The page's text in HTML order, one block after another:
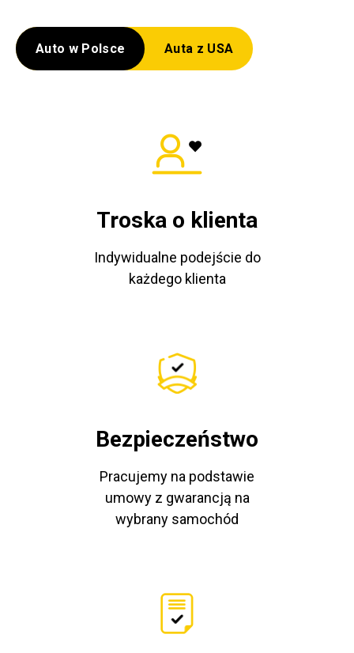
Auto w Polsce Auta z USA
Troska o klienta
Indywidualne podejście do
każdego klienta
Bezpieczeństwo
Pracujemy na podstawie
umowy z gwarancją na
wybrany samochód